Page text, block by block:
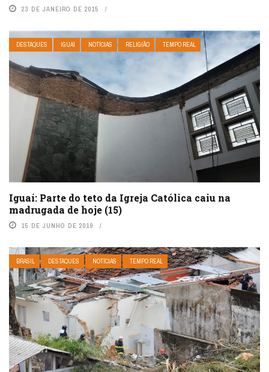
23 DE JANEIRO DE 2015
DESTAQUES IGUAÍ NOTÍCIAS RELIGIÃO TEMPO REAL
Iguaí: Parte do teto da Igreja Católica caiu na
madrugada de hoje (15)
15 DE JUNHO DE 2019
BRASIL DESTAQUES NOTÍCIAS TEMPO REAL